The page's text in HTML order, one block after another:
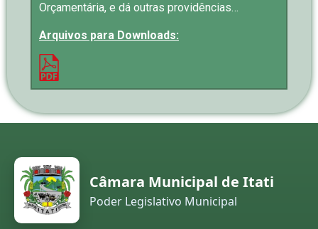
Orçamentária, e dá outras providências…
Arquivos para Downloads:
Câmara Municipal de Itati
Poder Legislativo Municipal